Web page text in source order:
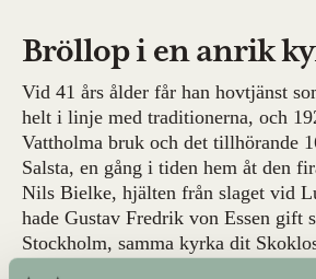
Bröllop i en anrik
Vid 41 års ålder får han hovtjänst
helt i linje med traditionerna, och
Vattholma bruk och det tillhörande
Salsta, en gång i tiden hem åt den
Nils Bielke, hjälten från slaget vid
hade Gustav Fredrik von Essen gift
Stockholm, samma kyrka dit